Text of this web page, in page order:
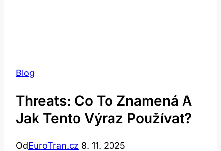
Blog
Threats: Co To Znamená A
Jak Tento Výraz Používat?
OdEuroTran.cz 8. 11. 2025